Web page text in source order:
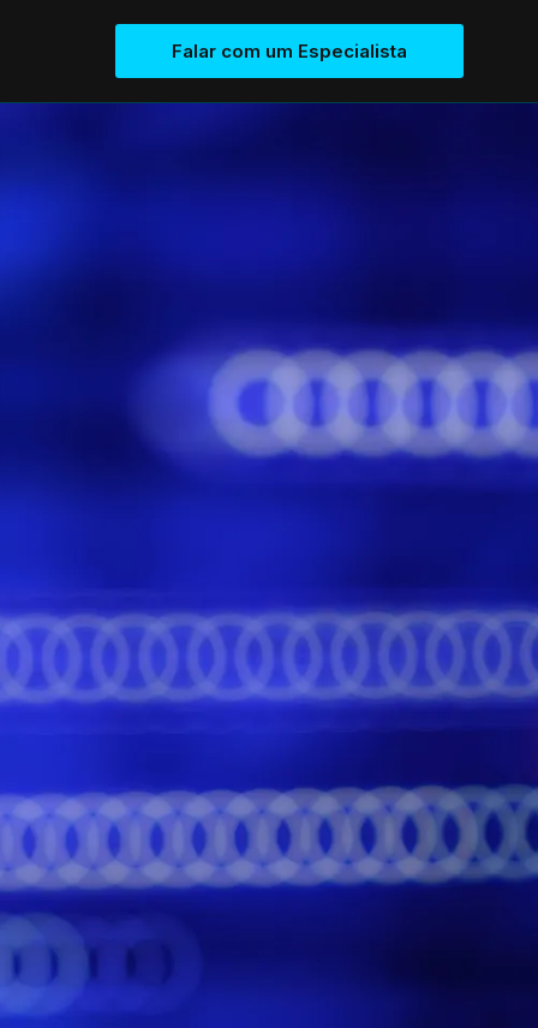
Falar com um Especialista